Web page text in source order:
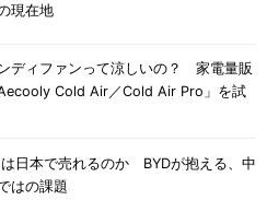
現在地
ディファンって涼しいの？ 家電量販
Cold Air／Cold Air Pro」を試
日本で売れるのか BYDが抱える、中
はの課題